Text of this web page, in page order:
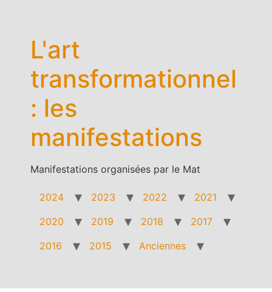
L'art
transformationnel
: les
manifestations
Manifestations organisées par le Mat
2024 2023 2022
2021
2020
2019 2018
2017
2016
2015 Anciennes